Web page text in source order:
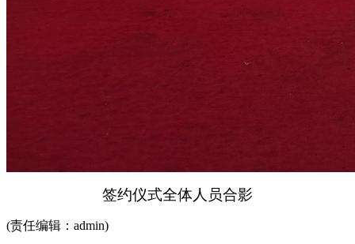
签约仪式全体人员合影
(责任编辑：admin)